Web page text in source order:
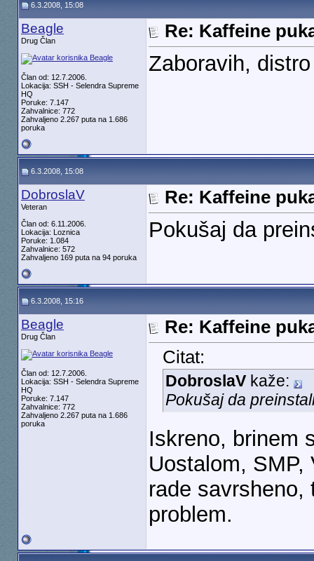
6.3.2008, 15:08
Beagle
Drug Član
Član od: 12.7.2006.
Lokacija: SSH - Selendra Supreme
HQ
Poruke: 7.147
Zahvalnice: 772
Zahvaljeno 2.267 puta na 1.686
poruka
Re: Kaffeine
Zaboravih,
6.3.2008, 15:08
DobroslaV
Veteran
Član od: 6.11.2006.
Lokacija: Loznica
Poruke: 1.084
Zahvalnice: 572
Zahvaljeno 169 puta na 94 poruka
Re: Kaffeine
Pokušaj da
6.3.2008, 15:16
Beagle
Drug Član
Član od: 12.7.2006.
Lokacija: SSH - Selendra Supreme
HQ
Poruke: 7.147
Zahvalnice: 772
Zahvaljeno 2.267 puta na 1.686
poruka
Re: Kaffeine
Citat:
DobroslaVkaže:
Pokušaj da
Iskreno, brinem
Uostalom,
rade savrsheno,
problem.